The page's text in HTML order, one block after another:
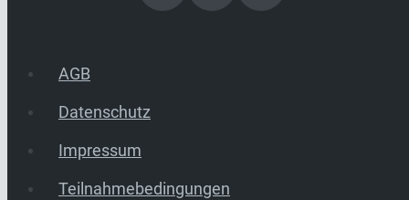
AGB
Datenschutz
Impressum
Teilnahmebedingungen